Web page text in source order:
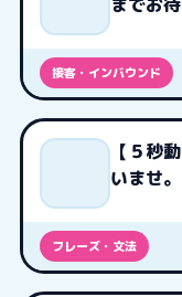
接客・インバウンド
【５秒
いませ。
フレーズ・文法